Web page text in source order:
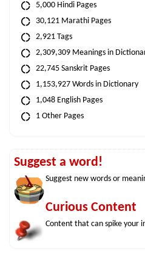
5,000 Hindi Pages
30,121 Marathi Pages
2,921 Tags
2,309,309 Meanings in
22,745 Sanskrit Pages
1,153,927 Words in Dictionary
1,048 English Pages
1 Other Pages
Suggest a word!
Suggest new words or
Curious Content
Content that can spike your